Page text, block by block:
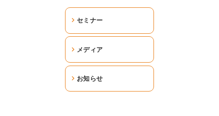
セミナー
メディア
お知らせ